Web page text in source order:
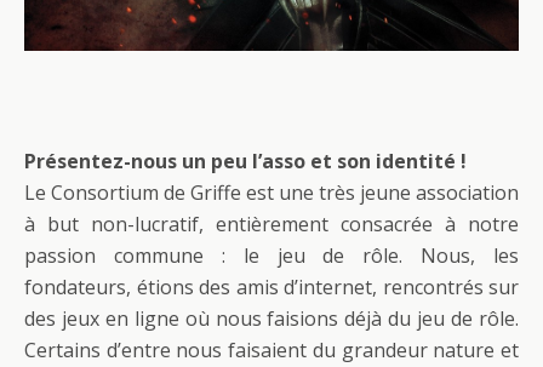
Présentez-nous un peu l’asso et son identité !
Le Consortium de Griffe est une très jeune association
à but non-lucratif, entièrement consacrée à notre
passion commune : le jeu de rôle. Nous, les
fondateurs, étions des amis d’internet, rencontrés sur
des jeux en ligne où nous faisions déjà du jeu de rôle.
Certains d’entre nous faisaient du grandeur nature et